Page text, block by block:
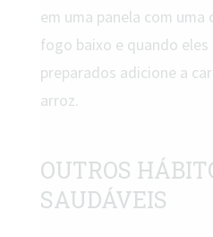
em uma panela com uma
fogo baixo e quando
preparados adicione a
arroz.
OUTROS
SAUDÁVEIS